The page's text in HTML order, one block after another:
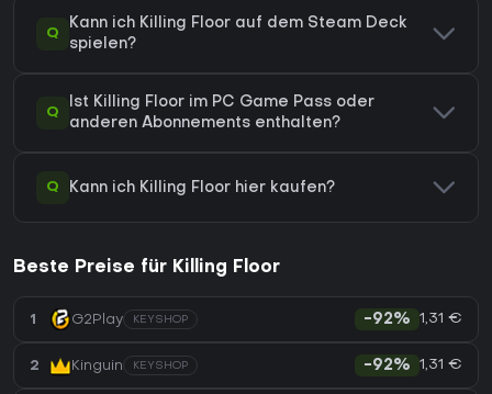
Q
Kann ich Killing Floor auf dem Steam Deck
spielen?
Q
Ist Killing Floor im PC Game Pass oder
anderen Abonnements enthalten?
Q Kann ich Killing Floor hier kaufen?
Beste Preise für Killing Floor
1 G2Play KEYSHOP -92% 1,31 €
2 Kinguin KEYSHOP -92% 1,31 €